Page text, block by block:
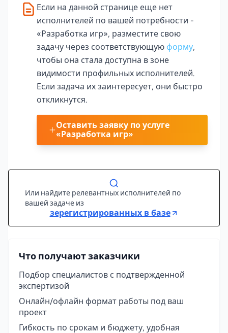
Если на данной странице еще нет
исполнителей по вашей потребности -
«Разработка игр», разместите свою
задачу через соответствующую форму,
чтобы она стала доступна в зоне
видимости профильных исполнителей.
Если задача их заинтересует, они быстро
откликнутся.
Оставить заявку по услуге
«Разработка игр»
Или найдите релевантных исполнителей по
вашей задаче из
зерегистрированных в базе
Что получают заказчики
Подбор специалистов с подтвержденной
экспертизой
Онлайн/офлайн формат работы под ваш
проект
Гибкость по срокам и бюджету, удобная